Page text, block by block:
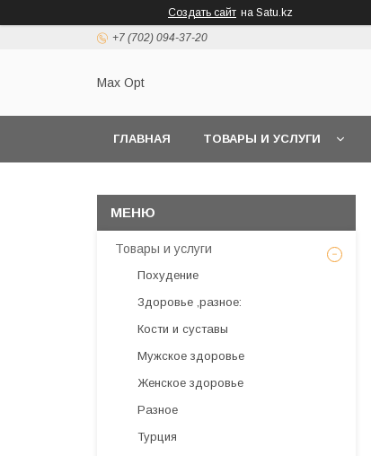
Создать сайт на Satu.kz
+7 (702) 094-37-20
Max Opt
ГЛАВНАЯ ТОВАРЫ И УСЛУГИ
Товары и услуги
Похудение
Здоровье ,разное:
Кости и суставы
Мужское здоровье
Женское здоровье
Разное
Турция